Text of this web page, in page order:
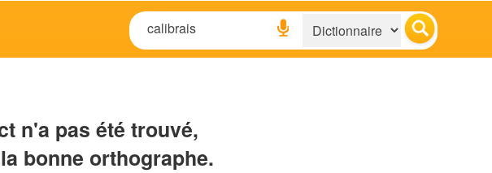
n'a pas été trouvé,
bonne orthographe.